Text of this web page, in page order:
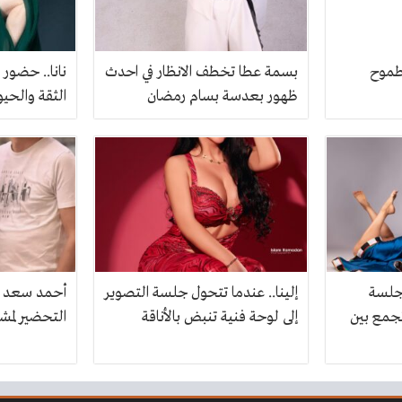
بسمة عطا تخطف الانظار في احدث
ظهور بعدسة بسام رمضان
نانا..
الثقة
جلسة
بين
إلينا.. عندما تتحول جلسة التصوير
إلى لوحة فنية تنبض بالأناقة
أحمد سعد
التحضير